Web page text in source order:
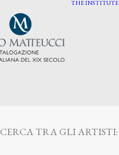
THE INSTITUTE
CERCA TRA GLI ARTISTI: